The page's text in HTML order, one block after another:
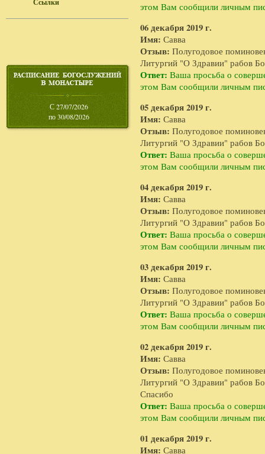
Ссылки
С 27/07/2026
по 30/08/2026
этом Вам сообщили личным
06 декабря 2019 г.
Имя: Савва
Отзыв: Полугодовое
Литургий "О Здравии" рабов
Ответ: Ваша просьба о
этом Вам сообщили личным
05 декабря 2019 г.
Имя: Савва
Отзыв: Полугодовое
Литургий "О Здравии" рабов
Ответ: Ваша просьба о
этом Вам сообщили личным
04 декабря 2019 г.
Имя: Савва
Отзыв: Полугодовое
Литургий "О Здравии" рабов
Ответ: Ваша просьба о
этом Вам сообщили личным
03 декабря 2019 г.
Имя: Савва
Отзыв: Полугодовое
Литургий "О Здравии" рабов
Ответ: Ваша просьба о
этом Вам сообщили личным
02 декабря 2019 г.
Имя: Савва
Отзыв: Полугодовое
Литургий "О Здравии" рабов
Спасибо
Ответ: Ваша просьба о
этом Вам сообщили личным
01 декабря 2019 г.
Имя: Савва